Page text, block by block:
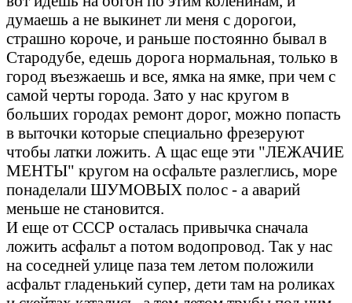
думаешь а не выкинет ли меня с дорогои,
страшно короче, и раньше постоянно бывал в
Стародубе, едешь дорога нормальная, только в
город въезжаешь и все, ямка на ямке, при чем с
самой черты города. Зато у нас кругом в
больших городах ремонт дорог, можно попасть
в выточки которые специально фрезеруют
чтобы латки ложить. А щас еще эти "ЛЕЖАЧИЕ
МЕНТЫ" кругом на осфальте разлеглись, море
понаделали ШУМОВЫХ полос - а аварий
меньше не становится.
И еще от СССР осталась привычка сначала
ложить асфальт а потом водопровод. Так у нас
на соседней улице паза тем летом положили
асфальт гладенький супер, дети там на роликах